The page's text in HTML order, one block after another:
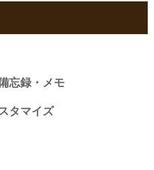
忘録・メモ
タマイズ